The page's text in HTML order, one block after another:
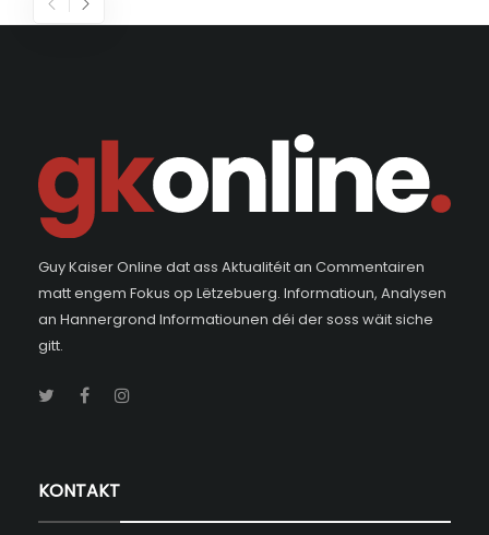
Guy Kaiser Online dat ass Aktualitéit an Commentairen
matt engem Fokus op Lëtzebuerg. Informatioun, Analysen
an Hannergrond Informatiounen déi der soss wäit siche
gitt.
KONTAKT